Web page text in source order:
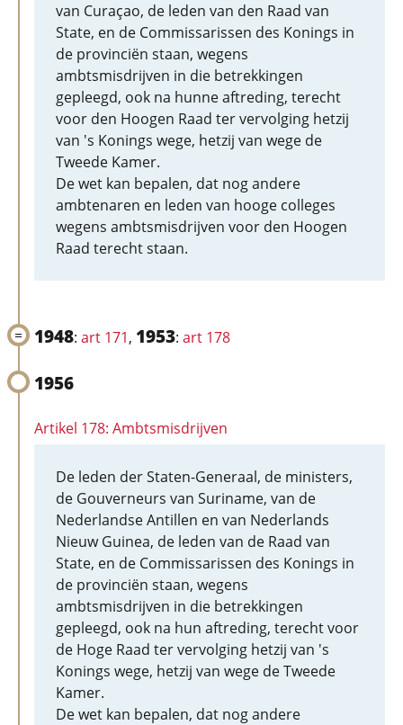
van Curaçao, de leden van den Raad van
State, en de Commissarissen des Konings in
de provinciën staan, wegens
ambtsmisdrijven in die betrekkingen
gepleegd, ook na hunne aftreding, terecht
voor den Hoogen Raad ter vervolging hetzij
van 's Konings wege, hetzij van wege de
Tweede Kamer.
De wet kan bepalen, dat nog andere
ambtenaren en leden van hooge colleges
wegens ambtsmisdrijven voor den Hoogen
Raad terecht staan.
1948: art 171, 1953: art 178
1956
Artikel 178: Ambtsmisdrijven
De leden der Staten-Generaal, de ministers,
de Gouverneurs van Suriname, van de
Nederlandse Antillen en van Nederlands
Nieuw Guinea, de leden van de Raad van
State, en de Commissarissen des Konings in
de provinciën staan, wegens
ambtsmisdrijven in die betrekkingen
gepleegd, ook na hun aftreding, terecht voor
de Hoge Raad ter vervolging hetzij van 's
Konings wege, hetzij van wege de Tweede
Kamer.
De wet kan bepalen, dat nog andere